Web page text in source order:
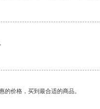
价格，买到最合适的商品。